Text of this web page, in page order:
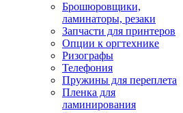
Брошюровщики,
ламинаторы, резаки
Запчасти для принтеров
Опции к оргтехнике
Ризографы
Телефония
Пружины для переплета
Пленка для
ламинирования